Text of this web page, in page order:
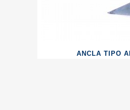
ANCLA TIPO